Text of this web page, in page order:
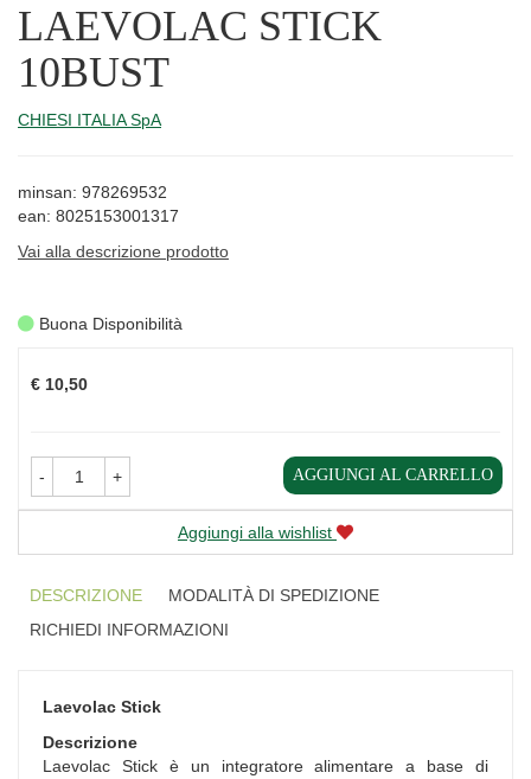
LAEVOLAC STICK
10BUST
CHIESI ITALIA SpA
minsan: 978269532
ean: 8025153001317
Vai alla descrizione prodotto
Buona Disponibilità
€ 10,50
- + AGGIUNGI AL CARRELLO
Aggiungi alla wishlist
DESCRIZIONE
MODALITÀ DI SPEDIZIONE
RICHIEDI INFORMAZIONI
Laevolac Stick
Descrizione
Laevolac Stick è un integratore alimentare a base di